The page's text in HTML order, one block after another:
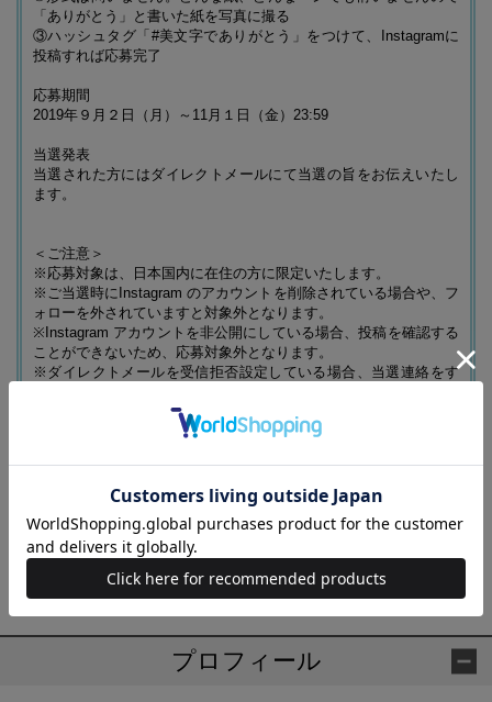
「ありがとう」と書いた紙を写真に撮る
③ハッシュタグ「#美文字でありがとう」をつけて、Instagramに
投稿すれば応募完了
応募期間
2019年９月２日（月）～11月１日（金）23:59
当選発表
当選された方にはダイレクトメールにて当選の旨をお伝えいたし
ます。
＜ご注意＞
※応募対象は、日本国内に在住の方に限定いたします。
※ご当選時にInstagram のアカウントを削除されている場合や、フ
ォローを外されていますと対象外となります。
※Instagram アカウントを非公開にしている場合、投稿を確認する
ことができないため、応募対象外となります。
※ダイレクトメールを受信拒否設定している場合、当選連絡をす
底の上適切に取り扱い、当選の通知、賞品の送付と送付に伴うご
連絡の範囲内に限定して利用いたします。個人情報を第三者に開
キャンペーンの応募者情報は、終了後速やかに廃棄させていただ
きます。
プロフィール